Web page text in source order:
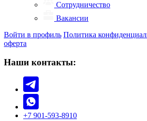
Сотрудничество
Вакансии
Войти в профиль Политика
оферта
Наши контакты:
+7 901-593-8910